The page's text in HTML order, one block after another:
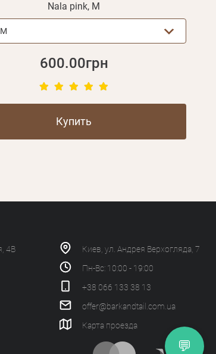
Nala pink, M
M
600.00грн
Купить
4В
Киев, ул. Андрея Верхогляда, 7
Пн-Вс: 10:00 - 19:00
+38 066 133 38 13
offer@barkandtail.com.ua
Карта проезда
💬